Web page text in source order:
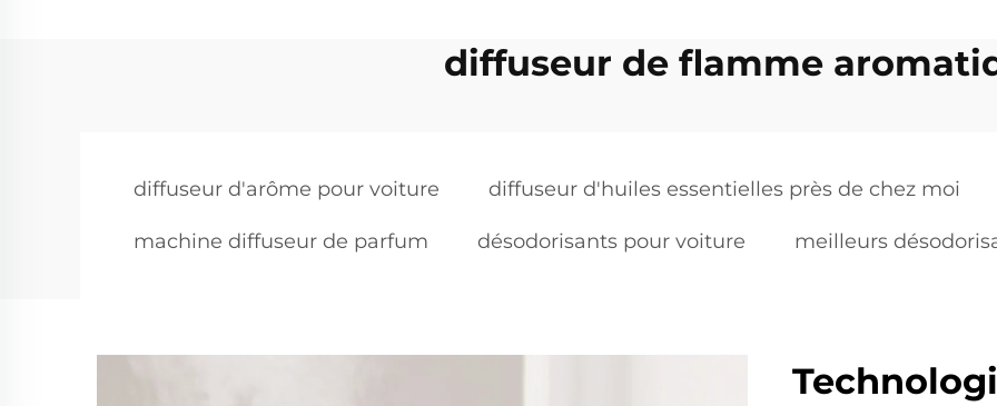
diffuseur de flamme
diffuseur d'arôme pour voiture diffuseur d'huiles essentielles près de chez moi
machine diffuseur de parfum désodorisants pour voiture meilleurs